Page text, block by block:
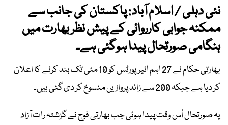
نئی دہلی / اسلام آباد: پاکستان کی جانب سے
ممکنہ جوابی کارروائی کے پیش نظر بھارت میں
ہنگامی صورتحال پیدا ہوگئی ہے۔
بھارتی حکام نے 27 اہم ائیرپورٹس کو 10 مئی تک بند کرنے کا اعلان
کر دیا ہے جبکہ 200 سے زائد پروازیں منسوخ کر دی گئی ہیں۔
یہ صورتحال اُس وقت پیدا ہوئی جب بھارتی فوج نے گزشتہ رات آزاد